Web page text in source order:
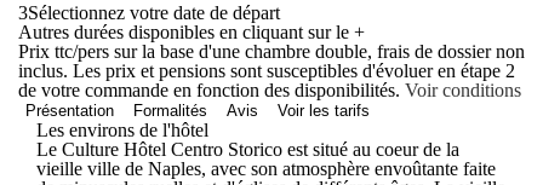
3Sélectionnez votre date de départ
Autres durées disponibles en cliquant sur le +
Prix ttc/pers sur la base d'une chambre double, frais de dossier non
inclus. Les prix et pensions sont susceptibles d'évoluer en étape 2
de votre commande en fonction des disponibilités. Voir conditions
Présentation Formalités Avis Voir les tarifs
Les environs de l'hôtel
Le Culture Hôtel Centro Storico est situé au coeur de la
vieille ville de Naples, avec son atmosphère envoûtante faite